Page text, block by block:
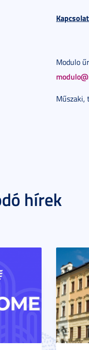
Kapcsolat
Modulo
Műszaki,
hírek